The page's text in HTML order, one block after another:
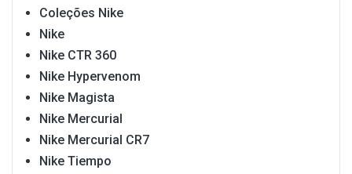
Coleções Nike
Nike
Nike CTR 360
Nike Hypervenom
Nike Magista
Nike Mercurial
Nike Mercurial CR7
Nike Tiempo